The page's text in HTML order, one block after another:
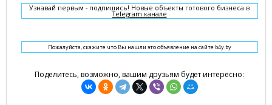
Узнавай первым - подпишись! Новые объекты готового бизнеса в
Telegram канале
Пожалуйста, скажите что Вы нашли это объявление на сайте b4y.by
Поделитесь, возможно, вашим друзьям будет интересно: